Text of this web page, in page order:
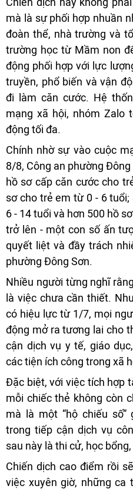
mà là sự phối hợp nhuần
đoàn thể, nhà trường và
trường học từ Mầm non
động phối hợp với lực
truyền, phổ biến và vận
đi làm căn cước. Hệ
mạng xã hội, nhóm Zalo
động tối đa.
Chính nhờ sự vào cuộc
8/8, Công an phường
hồ sơ cấp căn cước cho
sơ cho trẻ em từ 0 - 6
6 - 14 tuổi và hơn 500 hồ
trở lên - một con số ấn
quyết liệt và đầy trách
phường Đông Sơn.
Nhiều người từng nghĩ
là việc chưa cần thiết.
có hiệu lực từ 1/7, mọi
động mở ra tương lai cho
cận dịch vụ y tế, giáo
các tiện ích công trong xã
Đặc biệt, với việc tích hợp
mỗi chiếc thẻ không còn
mà là một “hộ chiếu
trong tiếp cận dịch vụ
sau này là thi cử, học
Chiến dịch cao điểm rồi
việc xuyên giờ, những ca